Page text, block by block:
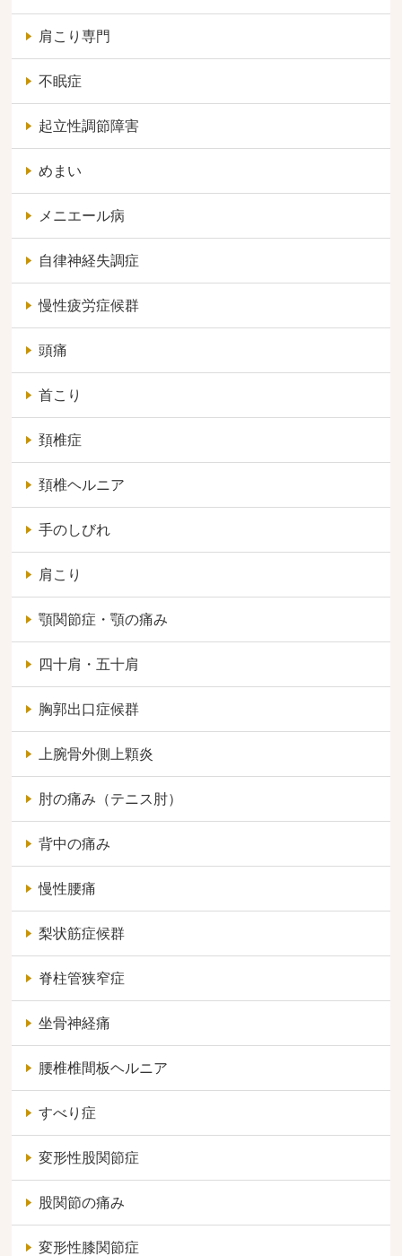
肩こり専門
不眠症
起立性調節障害
めまい
メニエール病
自律神経失調症
慢性疲労症候群
頭痛
首こり
頚椎症
頚椎ヘルニア
手のしびれ
肩こり
顎関節症・顎の痛み
四十肩・五十肩
胸郭出口症候群
上腕骨外側上顆炎
肘の痛み（テニス肘）
背中の痛み
慢性腰痛
梨状筋症候群
脊柱管狭窄症
坐骨神経痛
腰椎椎間板ヘルニア
すべり症
変形性股関節症
股関節の痛み
変形性膝関節症